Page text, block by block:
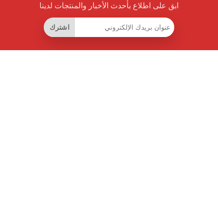
ابق على اطلاع بأحدث الأخبار والمنتجات لدينا
اشترك